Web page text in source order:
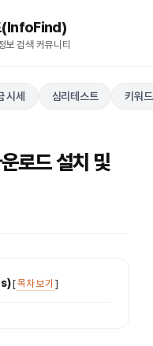
(InfoFind)​​​​
보 검색 커뮤니티
시세 심리테스트 키워
로드 설치 및
[목차 보기 ]